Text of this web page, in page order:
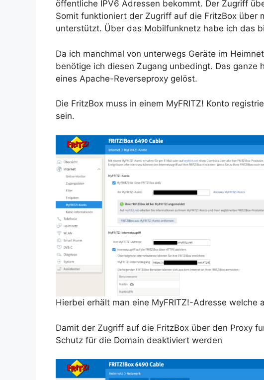
öffentliche IPV6 Adressen bekommt. Der Zugriff
Somit funktioniert der Zugriff auf die FritzBox über
unterstützt. Über das Mobilfunknetz habe ich das
Da ich manchmal von unterwegs Geräte im
benötige ich diesen Zugang unbedingt. Das ganze
eines Apache-Reverseproxy gelöst.
Die FritzBox muss in einem MyFRITZ! Konto
sein.
Hierbei erhält man eine MyFRITZ!-Adresse welche
Damit der Zugriff auf die FritzBox über den Proxy
Schutz für die Domain deaktiviert werden